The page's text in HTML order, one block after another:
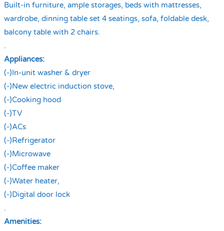
Built-in furniture, ample storages, beds with mattresses,
wardrobe, dinning table set 4 seatings, sofa, foldable desk,
balcony table with 2 chairs.
.
Appliances:
(-)In-unit washer & dryer
(-)New electric induction stove,
(-)Cooking hood
(-)TV
(-)ACs
(-)Refrigerator
(-)Microwave
(-)Coffee maker
(-)Water heater,
(-)Digital door lock
.
Amenities: